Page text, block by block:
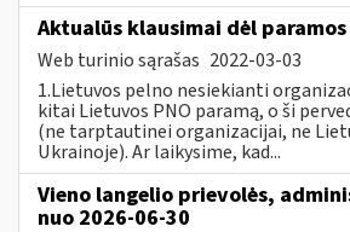
Aktualūs klausimai dėl
Web turinio sąrašas 2022-03-03
1.Lietuvos pelno nesiekianti
kitai Lietuvos PNO paramą, o ši
(ne tarptautinei organizacijai, ne
Ukrainoje). Ar laikysime, kad...
Vieno langelio prievolės,
nuo 2026-06-30